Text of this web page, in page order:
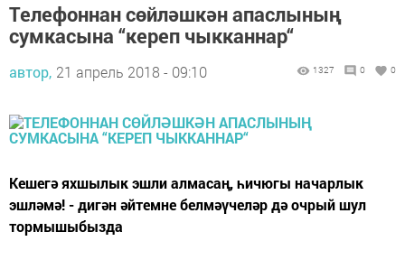
Телефоннан сөйләшкән апаслының
сумкасына “кереп чыкканнар“
автор, 21 апрель 2018 - 09:10 1327 0 0
Кешегә яхшылык эшли алмасаң, һичюгы начарлык
эшләмә! - дигән әйтемне белмәүчеләр дә очрый шул
тормышыбызда